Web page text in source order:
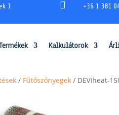
J.
 +36 1 381
Kalkulátorok
/ Fűtőszőnyegek / DEVIheat-